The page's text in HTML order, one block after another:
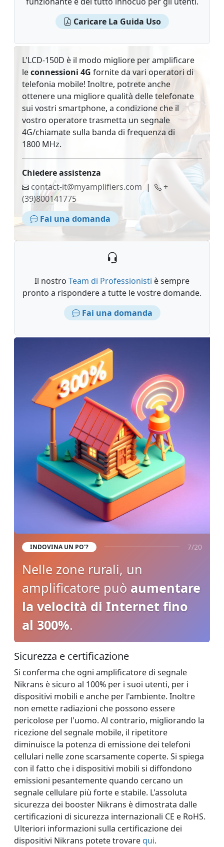
Caricare La Guida Uso
L'LCD-150D è il modo migliore per amplificare
leconnessioni 4G fornite da vari operatori di
telefonia mobile! Inoltre, potrete anche
ottenere una migliore qualità delle telefonate
sui vostri smartphone, a condizione che il
vostro operatore trasmetta un segnale
4G/chiamate sulla banda di frequenza di
1800 MHz.
Chiedere assistenza
contact-it@myamplifiers.com |
+
(39)800141775
Fai una domanda
Il nostro Team di Professionisti è sempre
pronto a rispondere a tutte le vostre domande.
Fai una domanda
INDOVINA UN PO'? 7/20
Nelle zone rurali, un
amplificatore può aumentare
la velocità di Internet fino
al 300%.
Sicurezza e certificazione
Si conferma che ogni amplificatore di segnale
Nikrans è sicuro al 100% per i suoi utenti, per i
dispositivi mobili e anche per l'ambiente. Inoltre
non emette radiazioni che possono essere
pericolose per l'uomo. Al contrario, migliorando la
ricezione del segnale mobile, il ripetitore
diminuisce la potenza di emissione dei telefoni
cellulari nelle zone scarsamente coperte. Si spiega
con il fatto che i dispositivi mobili si diffondono
emissioni pesantemente quando cercano un
segnale cellulare più forte e stabile. L'assoluta
sicurezza dei booster Nikrans è dimostrata dalle
certificazioni di sicurezza internazionali CE e RoHS.
Ulteriori informazioni sulla certificazione dei
dispositivi Nikrans potete trovarequi.